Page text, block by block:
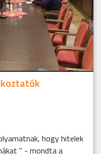
hogy hitelek
" - mondta a